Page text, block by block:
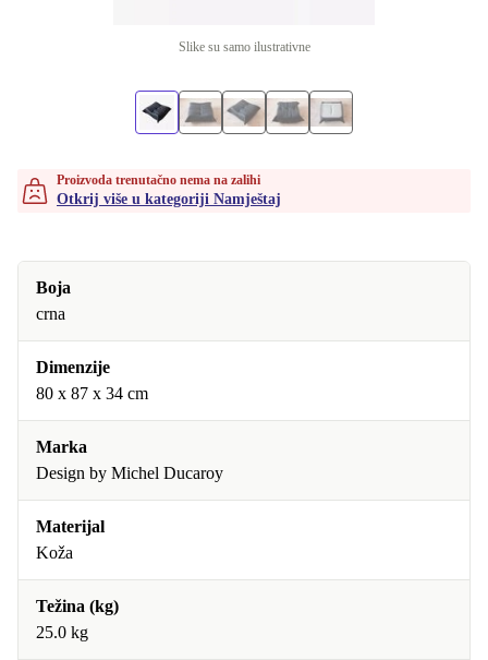
Slike su samo ilustrativne
Proizvoda trenutačno nema na zalihi
Otkrij više u kategoriji Namještaj
Boja
crna
Dimenzije
80 x 87 x 34 cm
Marka
Design by Michel Ducaroy
Materijal
Koža
Težina (kg)
25.0 kg